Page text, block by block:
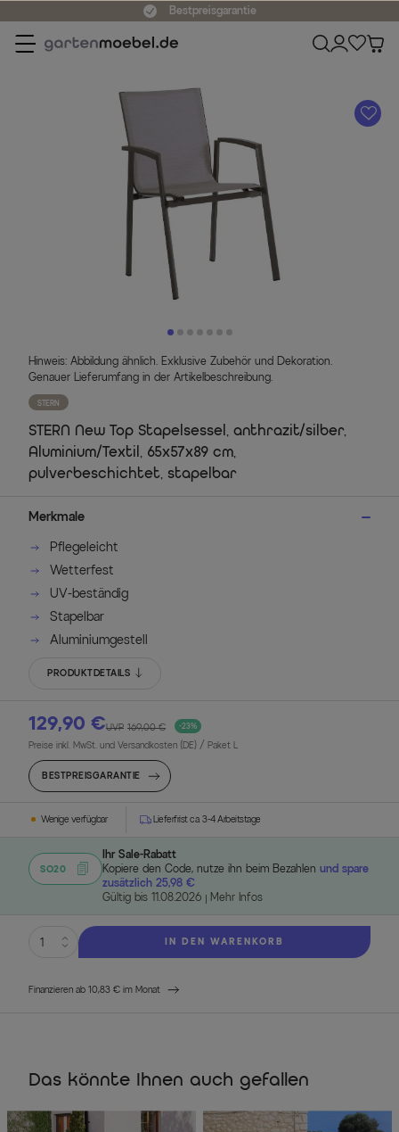
Bestpreisgarantie
A
Hinweis: Abbildung ähnlich. Exklusive Zubehör und Dekoration.
Genauer Lieferumfang in der Artikelbeschreibung.
STERN
STERN New Top Stapelsessel, anthrazit/silber,
Aluminium/Textil, 65x57x89 cm,
pulverbeschichtet, stapelbar
Merkmale
Pflegeleicht
Wetterfest
UV-beständig
Stapelbar
Aluminiumgestell
PRODUKTDETAILS
129,90 € -23%
UVP 169,00 €
Preise inkl. MwSt. und Versandkosten (DE) / Paket L
BESTPREISGARANTIE
Wenige verfügbar Lieferfrist ca. 3-4 Arbeitstage
SO20
Ihr Sale-Rabatt
Kopiere den Code, nutze ihn beim Bezahlen und spare
zusätzlich 25,98 €
Gültig bis 11.08.2026
Mehr Infos
IN DEN WARENKORB
Finanzieren ab 10,83 € im Monat
Das könnte Ihnen auch gefallen